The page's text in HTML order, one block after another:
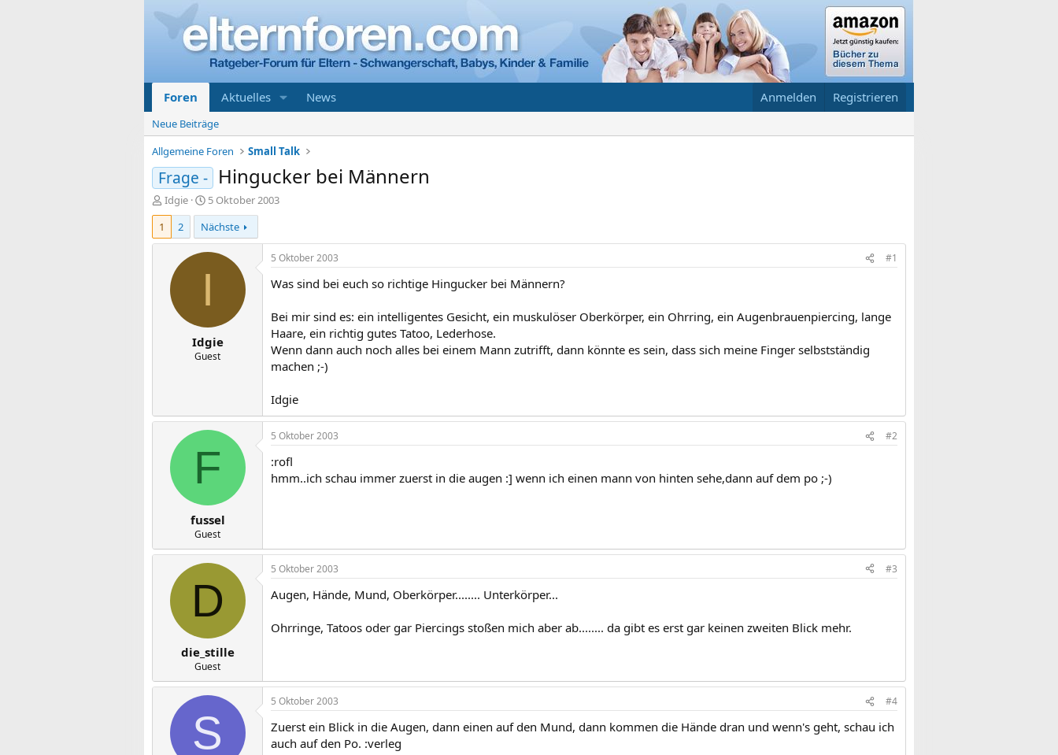
Foren Aktuelles News Anmelden Registrieren
Neue Beiträge
Allgemeine Foren
Small Talk
Frage - Hingucker bei Männern
E
r
t
Idgie
E
r
s
t
e
m
5 Oktober 2003
1
2 Nächste
I
Idgie
Guest
5 Oktober 2003 #1
Was sind bei euch so richtige Hingucker bei Männern?
Bei mir sind es: ein intelligentes Gesicht, ein muskulöser Oberkörper, ein Ohrring, ein Augenbrauenpiercing, lange
Haare, ein richtig gutes Tatoo, Lederhose.
Wenn dann auch noch alles bei einem Mann zutrifft, dann könnte es sein, dass sich meine Finger selbstständig
machen ;-)
Idgie
F
fussel
Guest
5 Oktober 2003 #2
:rofl
hmm..ich schau immer zuerst in die augen :] wenn ich einen mann von hinten sehe,dann auf dem po ;-)
D
die_stille
Guest
5 Oktober 2003 #3
Augen, Hände, Mund, Oberkörper........ Unterkörper...
Ohrringe, Tatoos oder gar Piercings stoßen mich aber ab........ da gibt es erst gar keinen zweiten Blick mehr.
S
5 Oktober 2003 #4
Zuerst ein Blick in die Augen, dann einen auf den Mund, dann kommen die Hände dran und wenn's geht, schau ich
auch auf den Po. :verleg